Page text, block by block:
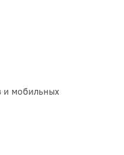
и мобильных